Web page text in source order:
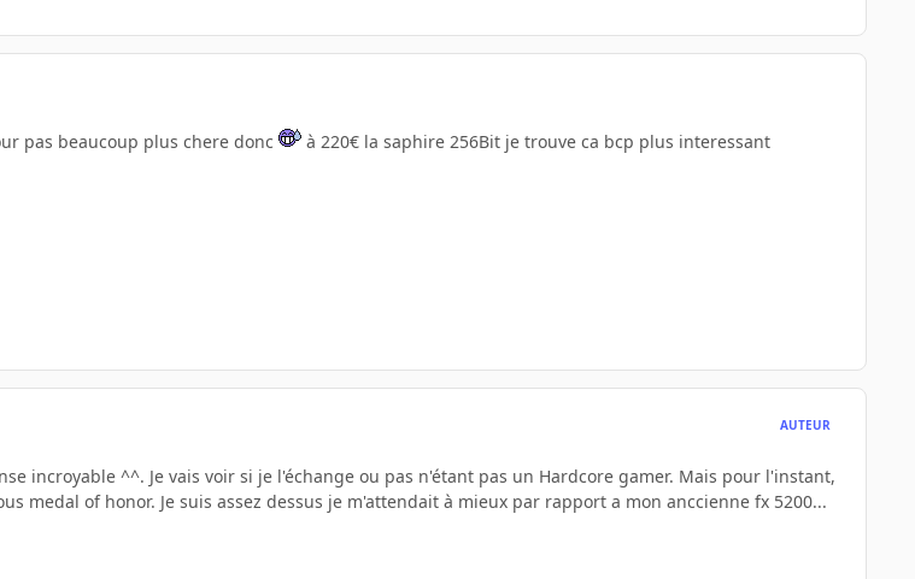
pas beaucoup plus chere donc à 220€ la saphire 256Bit je trouve ca bcp plus interessant
AUTEUR
incroyable ^^. Je vais voir si je l'échange ou pas n'étant pas un Hardcore gamer. Mais pour l'instant,
medal of honor. Je suis assez dessus je m'attendait à mieux par rapport a mon anccienne fx 5200...